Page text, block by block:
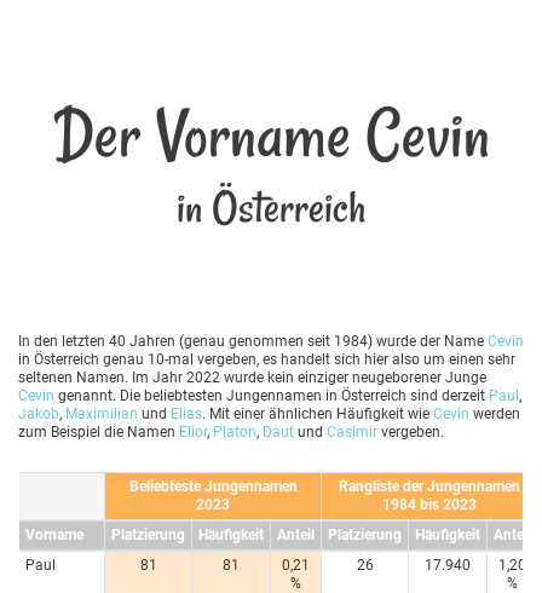
Der Vorname Cevin
in Österreich
In den letzten 40 Jahren (genau genommen seit 1984) wurde der Name Cevin
in Österreich genau 10-mal vergeben, es handelt sich hier also um einen sehr
seltenen Namen. Im Jahr 2022 wurde kein einziger neugeborener Junge
Cevin genannt. Die beliebtesten Jungennamen in Österreich sind derzeit Paul,
Jakob, Maximilian und Elias. Mit einer ähnlichen Häufigkeit wie Cevin werden
zum Beispiel die Namen Elior, Platon, Daut und Casimir vergeben.
Beliebteste Jungennamen
2023
Rangliste der Jungennamen
1984 bis 2023
Vorname
Platzierung Häufigkeit Anteil Platzierung Häufigkeit
Anteil
Paul
81 81
0,21
%
26 17.940
1,20
%